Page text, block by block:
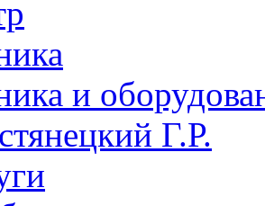
и
Г.Р.